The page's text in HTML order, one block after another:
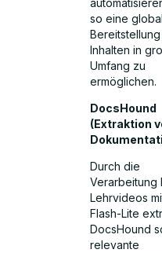
so eine
Inhalten in
Umfang zu
ermöglichen.
DocsHound
(Extraktion
Durch die
Verarbeitung
Lehrvideos
Flash-Lite
DocsHound
relevante